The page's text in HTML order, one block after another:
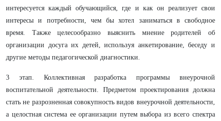
интересуется каждый обучающийся, где и как он реализует свои
интересы и потребности, чем бы хотел заниматься в свободное
время. Также целесообразно выяснить мнение родителей об
организации досуга их детей, используя анкетирование, беседу и
другие методы педагогической диагностики.
3 этап. Коллективная разработка программы внеурочной
воспитательной деятельности. Предметом проектирования должна
стать не разрозненная совокупность видов внеурочной деятельности,
а целостная система ее организации путем выбора из всего спектра